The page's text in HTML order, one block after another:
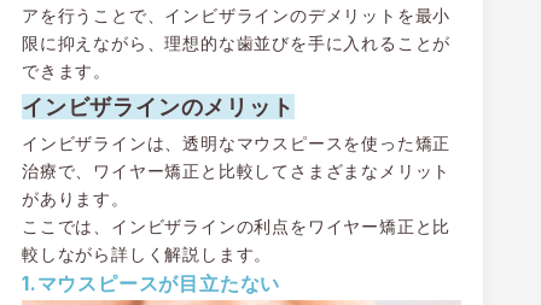
アを行うことで、インビザラインのデメリットを最小
限に抑えながら、理想的な歯並びを手に入れることが
できます。
インビザラインのメリット
インビザラインは、透明なマウスピースを使った矯正
治療で、ワイヤー矯正と比較してさまざまなメリット
があります。
ここでは、インビザラインの利点をワイヤー矯正と比
較しながら詳しく解説します。
1.マウスピースが目立たない